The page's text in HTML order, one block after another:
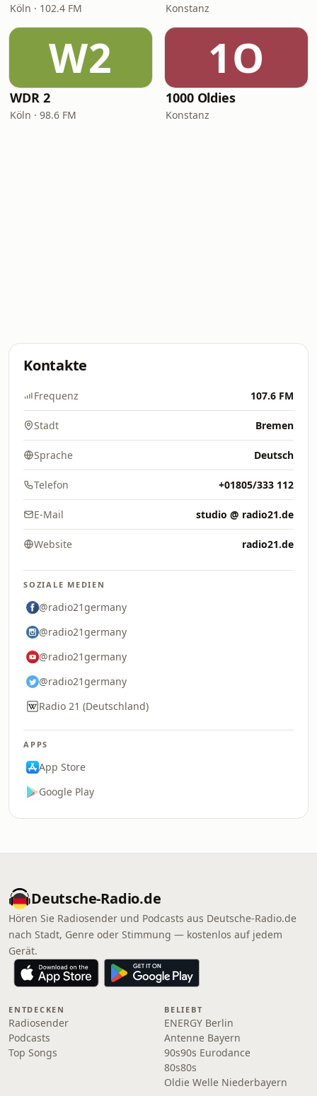
Köln · 102.4 FM Konstanz
W2
WDR 2
Köln · 98.6 FM
1O
1000 Oldies
Konstanz
Kontakte
Frequenz 107.6 FM
Stadt Bremen
Sprache Deutsch
Telefon +01805/333 112
E-Mail studio @ radio21.de
Website radio21.de
SOZIALE MEDIEN
@radio21germany
@radio21germany
@radio21germany
@radio21germany
Radio 21 (Deutschland)
APPS
App Store
Google Play
Deutsche-Radio.de
Hören Sie Radiosender und Podcasts aus Deutsche-Radio.de
nach Stadt, Genre oder Stimmung — kostenlos auf jedem
Gerät.
ENTDECKEN
Radiosender
Podcasts
Top Songs
BELIEBT
ENERGY Berlin
Antenne Bayern
90s90s Eurodance
80s80s
Oldie Welle Niederbayern